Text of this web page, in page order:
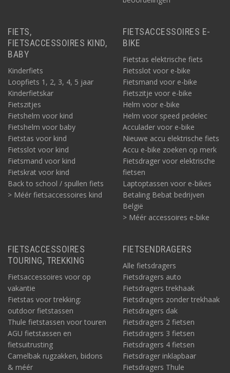
FIETS,
FIETSACCESSOIRES KIND,
BABY
Kinderfiets
Loopfiets 1, 2, 3, 4, 5 jaar
Kinderfietskar
Fietszitjes
Fietshelm voor kind
Fietshelm voor baby
Fietstas voor kind
Fietsslot voor kind
Fietsmand voor kind
Fietskrat voor kind
Back to school / spullen fiets
> Méér fietsaccessoires kind
FIETSACCESSOIRES E-
BIKE
Fietstas elektrische fiets
Fietsslot voor e-bike
Fietsmand voor e-bike
Fietszitje voor e-bike
Helm voor e-bike
Helm voor speed pedelec
Acculader voor e-bike
Nieuwe accu elektrische fiets
Accu e-bike zoeken op merk
Fietsdrager voor elektrische
fietsen
Laptoptassen voor e-bikes
Betaling Bebat bedrijven
België
> Méér accessoires e-bike
FIETSACCESSOIRES
TOURING, TREKKING
Fietsaccessoires voor op
vakantie
Fietstas voor trekking:
outdoor fietstassen
Thule fietstassen voor touren
AGU fietstassen en
fietsuitrusting
Camelbak rugzakken, bidons
& méér
FIETSENDRAGERS
Alle fietsdragers
Fietsdragers auto
Fietsdragers trekhaak
Fietsdragers zonder trekhaak
Fietsdragers dak
Fietsdragers 2 fietsen
Fietsdragers 3 fietsen
Fietsdragers 4 fietsen
Fietsdrager inklapbaar
Fietsdragers Thule